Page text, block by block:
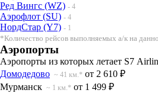
Ред Вингс (WZ) - 4
Аэрофлот (SU) - 4
НордСтар (Y7) - 1
*Количество рейсов выполняемых а/к на
Аэропорты
Аэропорты из которых летает S7
Домодедово ~ 41 км.* от 2 610 ₽
Мурманск ~ 1 км.* от 1 499 ₽